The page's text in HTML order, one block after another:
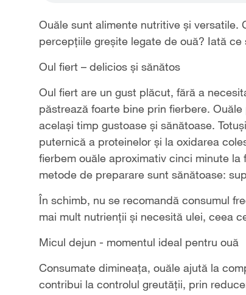
Ouăle sunt alimente nutritive și versatile.
percepțiile greșite legate de ouă? Iată ce
Oul fiert – delicios și sănătos
Oul fiert are un gust plăcut, fără a
păstrează foarte bine prin fierbere.
același timp gustoase și sănătoase.
puternică a proteinelor și la oxidarea
fierbem ouăle aproximativ cinci minute
metode de preparare sunt sănătoase:
În schimb, nu se recomandă consumul
mai mult nutrienții și necesită ulei, ceea
Micul dejun - momentul ideal pentru ouă
Consumate dimineața, ouăle ajută la
contribui la controlul greutății, prin